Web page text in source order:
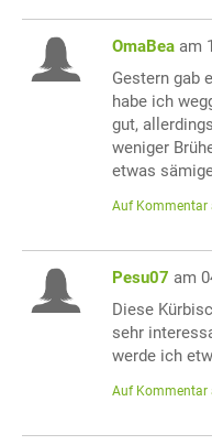
OmaBea am
Gestern gab
habe ich
gut,
weniger
etwas
Auf Kommentar
Pesu07 am
Diese
sehr
werde ich
Auf Kommentar